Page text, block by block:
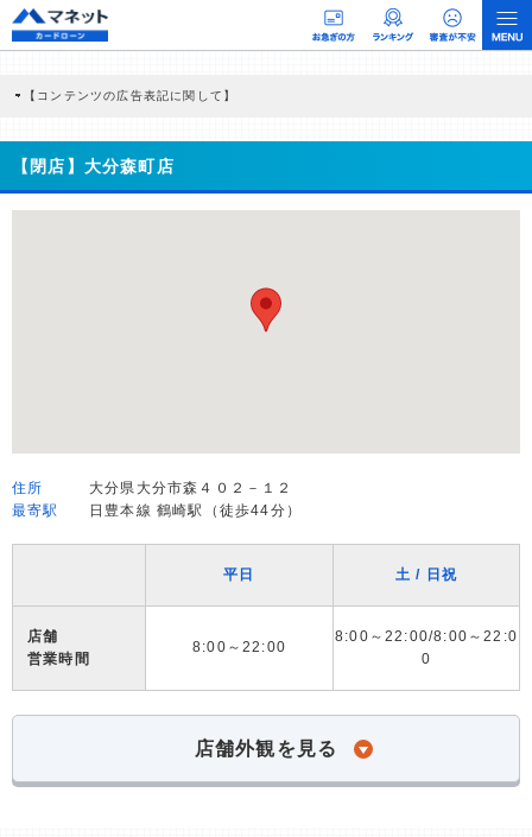
【コンテンツの広告表記に関して】
商品を根拠なくPRするものではなく、当編集部の調査／ユーザーへの口コミ収集な
どに基づき、公平性を担保した情報提供を行っています。
>提携企業一覧
【閉店】大分森町店
住所
大分県大分市森４０２－１２
最寄駅
日豊本線 鶴崎駅（徒歩44分）
平日 土 / 日祝
店舗
営業時間
8:00～22:00
8:00～22:00/8:00～22:0
0
店舗外観を見る